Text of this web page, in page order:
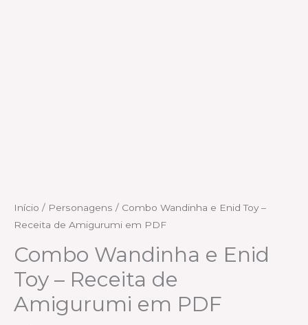
Início / Personagens / Combo Wandinha e Enid Toy –
Receita de Amigurumi em PDF
Combo Wandinha e Enid
Toy – Receita de
Amigurumi em PDF